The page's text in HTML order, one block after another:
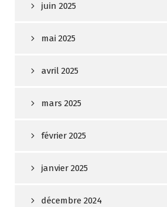
juin 2025
mai 2025
avril 2025
mars 2025
février 2025
janvier 2025
décembre 2024